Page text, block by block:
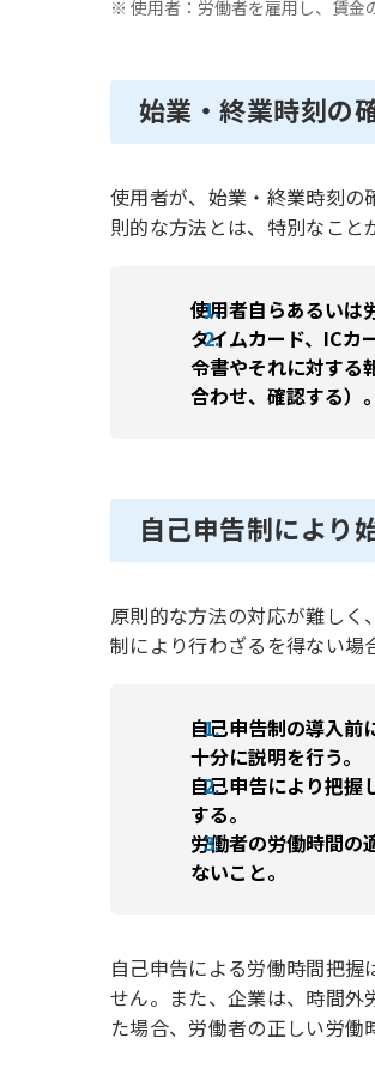
※ 使用者：労働者を雇用し、賃金
始業・終業時刻の
使用者が、始業・終業時刻の
則的な方法とは、特別なこと
使用者自らあるいは
タイムカード、ICカ
令書やそれに対する
合わせ、確認する）。
自己申告制により
原則的な方法の対応が難し
制により行わざるを得ない場
自己申告制の導入前
十分に説明を行う。
自己申告により把握
する。
労働者の労働時間の
ないこと。
自己申告による労働時間把
せん。また、企業は、時間
た場合、労働者の正しい労働